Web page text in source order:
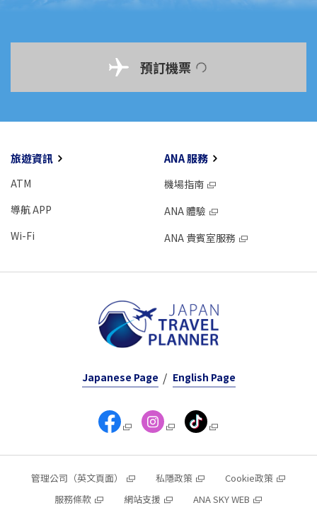
預訂機票
旅遊資訊
ATM
導航 APP
Wi-Fi
ANA 服務
機場指南
ANA 體驗
ANA 貴賓室服務
Japanese Page English Page
管理公司（英文頁面） 私隱政策
Cookie政策
服務條款
網站支援 ANA SKY WEB